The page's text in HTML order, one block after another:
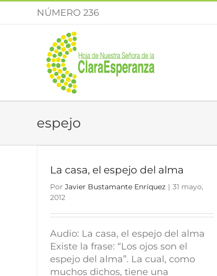
NÚMERO 236
espejo
La casa, el espejo del alma
Por Javier Bustamante Enríquez | 31 mayo,
2012
Audio: La casa, el espejo del alma
Existe la frase: “Los ojos son el
espejo del alma”. La cual, como
muchos dichos, tiene una